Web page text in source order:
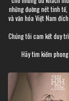
những đường nét tinh tế,
và văn hóa Việt Nam
Chúng tôi cam kết duy
Hãy tìm kiếm